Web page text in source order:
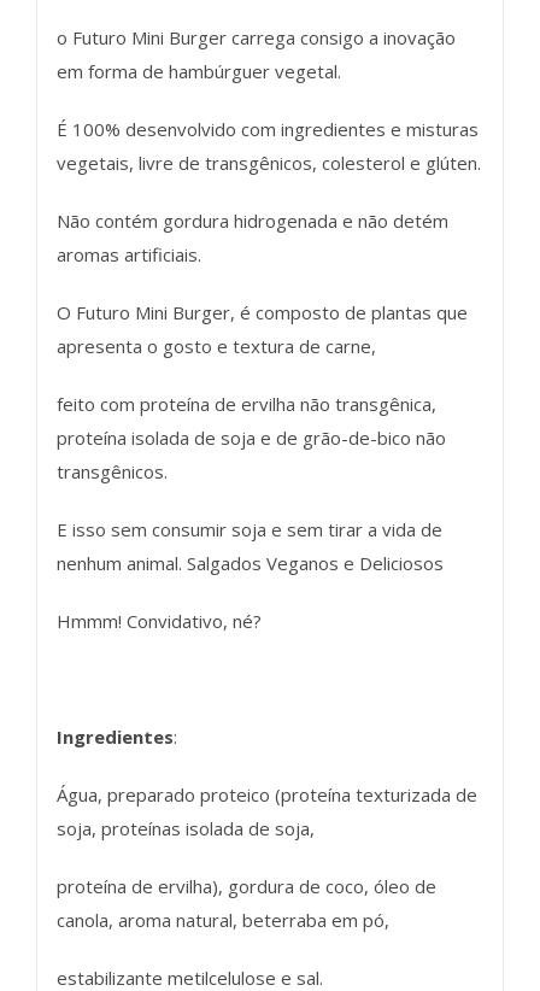
o Futuro Mini Burger carrega consigo a inovação
em forma de hambúrguer vegetal.
É 100% desenvolvido com ingredientes e misturas
vegetais, livre de transgênicos, colesterol e glúten.
Não contém gordura hidrogenada e não detém
aromas artificiais.
O Futuro Mini Burger, é composto de plantas que
apresenta o gosto e textura de carne,
feito com proteína de ervilha não transgênica,
proteína isolada de soja e de grão-de-bico não
transgênicos.
E isso sem consumir soja e sem tirar a vida de
nenhum animal. Salgados Veganos e Deliciosos
Hmmm! Convidativo, né?
Ingredientes:
Água, preparado proteico (proteína texturizada de
soja, proteínas isolada de soja,
proteína de ervilha), gordura de coco, óleo de
canola, aroma natural, beterraba em pó,
estabilizante metilcelulose e sal.